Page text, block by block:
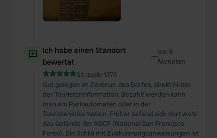
Ich habe einen Standort
bewertet
—vor 9
Monaten
Sitecode: 1375
Gut gelegen im Zentrum des Dorfes, direkt hinter
der Touristeninformation. Bezahlt werden kann
man am Parkautomaten oder in der
Touristeninformation. Früher befand sich dort wohl
das Gelände der NSCF (National San Francisco
Force). Ein Schild mit Evakuierungsanweisungen ist